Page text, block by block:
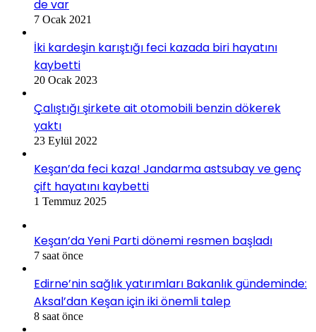
de var
7 Ocak 2021
İki kardeşin karıştığı feci kazada biri hayatını
kaybetti
20 Ocak 2023
Çalıştığı şirkete ait otomobili benzin dökerek
yaktı
23 Eylül 2022
Keşan’da feci kaza! Jandarma astsubay ve genç
çift hayatını kaybetti
1 Temmuz 2025
Keşan’da Yeni Parti dönemi resmen başladı
7 saat önce
Edirne’nin sağlık yatırımları Bakanlık gündeminde:
Aksal’dan Keşan için iki önemli talep
8 saat önce